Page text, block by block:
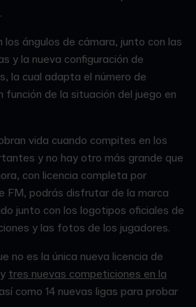
los ángulos de cámara, junto con las
y la nueva configuración de
la cual adapta el número de
función de la situación del juego en
vida cuando compites en los
y no hay otro más grande que
con licencia completa por
FM, podrás disfrutar de la marca
junto con los logotipos oficiales de
y las fotos de los jugadores.
no es la única nueva licencia de
tres nuevas competiciones en la
como 14 nuevas ligas para probar